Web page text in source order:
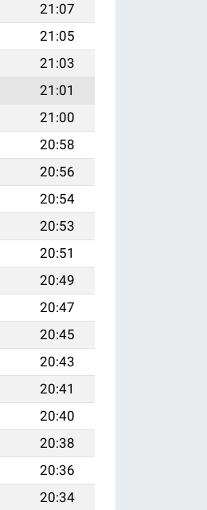
21:07
21:05
21:03
21:01
21:00
20:58
20:56
20:54
20:53
20:51
20:49
20:47
20:45
20:43
20:41
20:40
20:38
20:36
20:34